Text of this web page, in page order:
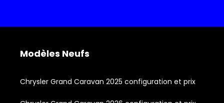
Modèles Neufs
Chrysler Grand Caravan 2025 configuration et prix